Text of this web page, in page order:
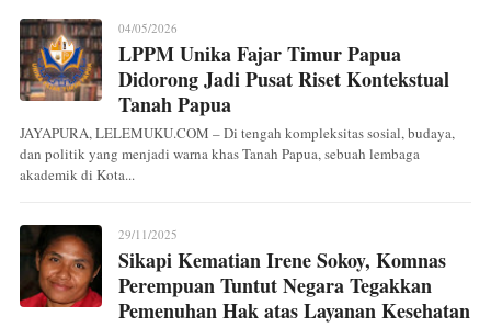
04/05/2026
LPPM Unika Fajar Timur Papua
Didorong Jadi Pusat Riset Kontekstual
Tanah Papua
JAYAPURA, LELEMUKU.COM – Di tengah kompleksitas sosial, budaya,
dan politik yang menjadi warna khas Tanah Papua, sebuah lembaga
akademik di Kota...
29/11/2025
Sikapi Kematian Irene Sokoy, Komnas
Perempuan Tuntut Negara Tegakkan
Pemenuhan Hak atas Layanan Kesehatan